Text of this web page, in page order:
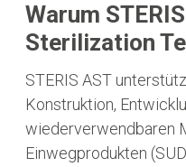
Warum
Sterilization
STERIS AST
Konstruktion,
wiederverwendbaren
Einwegprodukten